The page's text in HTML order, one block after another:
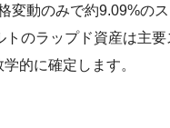
変動のみで約9.09%の
のラップド資産は主要
的に確定します。